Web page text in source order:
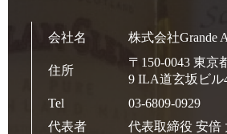
会社名 株式会社Grande
住所
〒150-0043 東京
9 ILA道玄坂ビル
Tel
03-6809-0929
代表者
代表取締役 安倍